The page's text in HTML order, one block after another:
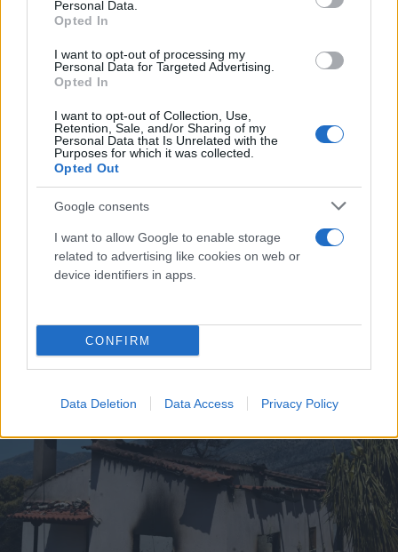
Personal Data.
Opted In
I want to opt-out of processing my
Personal Data for Targeted Advertising.
Opted In
I want to opt-out of Collection, Use,
Retention, Sale, and/or Sharing of my
Personal Data that Is Unrelated with the
Purposes for which it was collected.
Opted Out
Google consents
I want to allow Google to enable storage
related to advertising like cookies on web or
device identifiers in apps.
CONFIRM
Data Deletion Data Access Privacy Policy
FLASH FOCUS